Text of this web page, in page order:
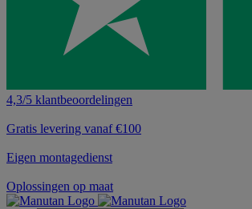
4,3/5 klantbeoordelingen
Gratis levering vanaf €100
Eigen montagedienst
Oplossingen op maat